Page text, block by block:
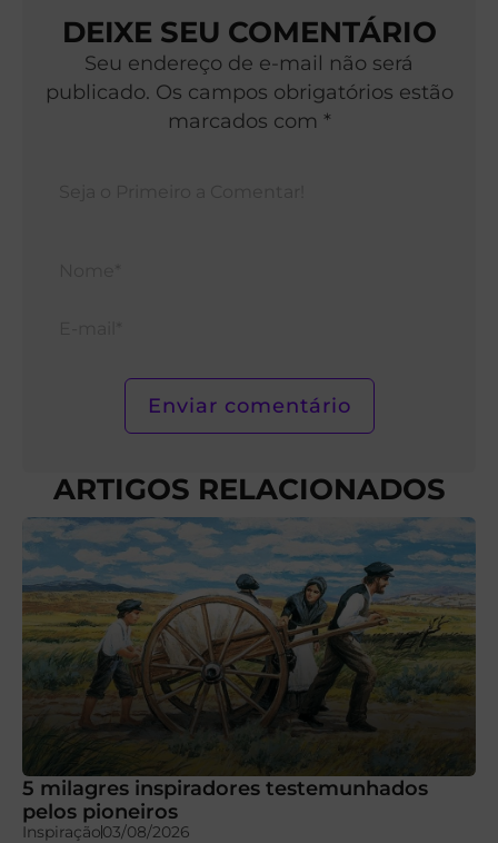
DEIXE SEU COMENTÁRIO
Seu endereço de e-mail não será
publicado. Os campos obrigatórios estão
marcados com *
ARTIGOS RELACIONADOS
5 milagres inspiradores testemunhados
pelos pioneiros
Inspiração03/08/2026